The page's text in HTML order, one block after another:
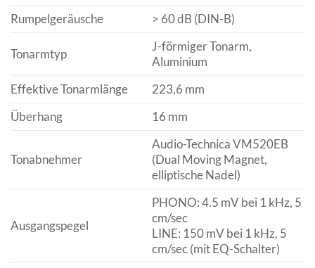
Rumpelgeräusche
> 60 dB (DIN-B)
Tonarmtyp
J-förmiger Tonarm,
Aluminium
Effektive Tonarmlänge
223,6 mm
Überhang
16 mm
Tonabnehmer
Audio-Technica VM520EB
(Dual Moving Magnet,
elliptische Nadel)
Ausgangspegel
PHONO: 4.5 mV bei 1 kHz, 5
cm/sec
LINE: 150 mV bei 1 kHz, 5
cm/sec (mit EQ-Schalter)